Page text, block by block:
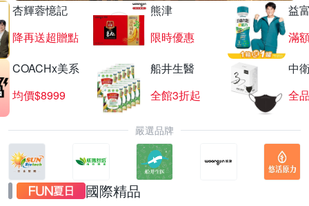
杏輝蓉憶記
降再送超贈點
熊津
限時優惠
益
滿
COACHx美系
均價$8999
船井生醫
全館3折起
中
全
嚴選品牌
國際精品